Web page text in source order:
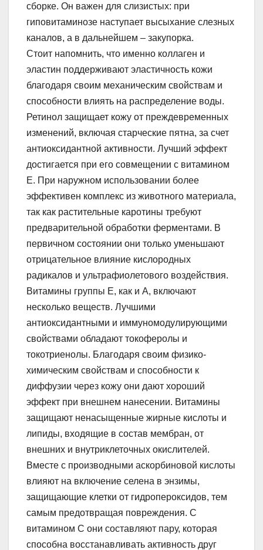
сборке. Он важен для слизистых: при
гиповитаминозе наступает высыхание слезных
каналов, а в дальнейшем – закупорка.
Стоит напомнить, что именно коллаген и
эластин поддерживают эластичность кожи
благодаря своим механическим свойствам и
способности влиять на распределение воды.
Ретинол защищает кожу от преждевременных
изменений, включая старческие пятна, за счет
антиоксидантной активности. Лучший эффект
достигается при его совмещении с витамином
Е. При наружном использовании более
эффективен комплекс из животного материала,
так как растительные каротины требуют
предварительной обработки ферментами. В
первичном состоянии они только уменьшают
отрицательное влияние кислородных
радикалов и ультрафиолетового воздействия.
Витамины группы Е, как и А, включают
несколько веществ. Лучшими
антиоксидантными и иммуномодулирующими
свойствами обладают токоферолы и
токотриенолы. Благодаря своим физико-
химическим свойствам и способности к
диффузии через кожу они дают хороший
эффект при внешнем нанесении. Витамины
защищают ненасыщенные жирные кислоты и
липиды, входящие в состав мембран, от
внешних и внутриклеточных окислителей.
Вместе с производными аскорбиновой кислоты
влияют на включение селена в энзимы,
защищающие клетки от гидропероксидов, тем
самым предотвращая повреждения. С
витамином С они составляют пару, которая
способна восстанавливать активность друг